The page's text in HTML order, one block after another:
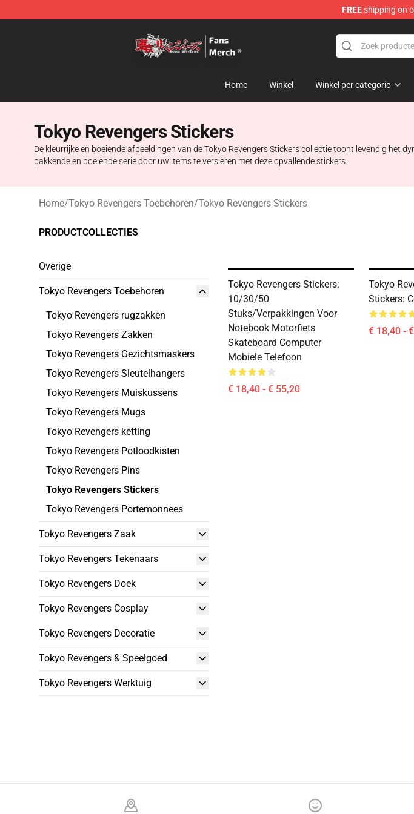
FREEshipping on
Home Winkel Winkel per categorie
Tokyo Revengers Stickers
De kleurrijke en boeiende afbeeldingen van de Tokyo Revengers Stickers collectie toont levendig het
pakkende en boeiende serie door uw items te versieren met deze opvallende stickers.
Home/Tokyo Revengers Toebehoren/Tokyo Revengers Stickers
PRODUCTCOLLECTIES
Overige
Tokyo Revengers Toebehoren
Tokyo Revengers rugzakken
Tokyo Revengers Zakken
Tokyo Revengers Gezichtsmaskers
Tokyo Revengers Sleutelhangers
Tokyo Revengers Muiskussens
Tokyo Revengers Mugs
Tokyo Revengers ketting
Tokyo Revengers Potloodkisten
Tokyo Revengers Pins
Tokyo Revengers Stickers
Tokyo Revengers Portemonnees
Tokyo Revengers Zaak
Tokyo Revengers Tekenaars
Tokyo Revengers Doek
Tokyo Revengers Cosplay
Tokyo Revengers Decoratie
Tokyo Revengers & Speelgoed
Tokyo Revengers Werktuig
Tokyo Revengers Stickers:
10/30/50
Stuks/verpakkingen Voor
Notebook Motorfiets
Skateboard Computer
Mobiele Telefoon
€ 18,40 - € 55,20
Tokyo
Stickers:
€ 18,40 -